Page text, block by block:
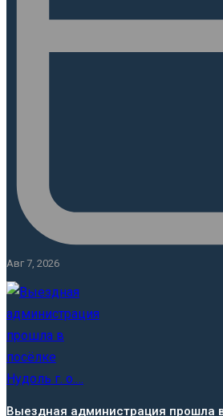
Авг 7, 2026
Выездная администрация прошла